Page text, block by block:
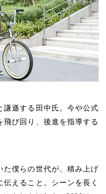
謙遜する田中氏。今や公式
び回り、後進を指導する
た僕らの世代が、積み上げ
えること。シーンを長く